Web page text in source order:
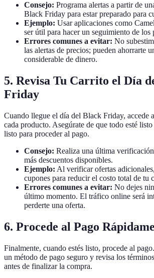
Consejo: Programa alertas a partir de
Black Friday para estar preparado para
Ejemplo: Usar aplicaciones como
ser útil para hacer un seguimiento de los
Errores comunes a evitar: No
las alertas de precios; pueden ahorrarte
considerable de dinero.
5. Revisa Tu Carrito el Día
Friday
Cuando llegue el día del Black Friday, accede
cada producto. Asegúrate de que todo esté
listo para proceder al pago.
Consejo: Realiza una última
más descuentos disponibles.
Ejemplo: Al verificar ofertas
cupones para reducir el costo total de tu
Errores comunes a evitar: No dejes
último momento. El tráfico online será
perderte una oferta.
6. Procede al Pago
Finalmente, cuando estés listo, procede al
un método de pago seguro y revisa los
antes de finalizar la compra.